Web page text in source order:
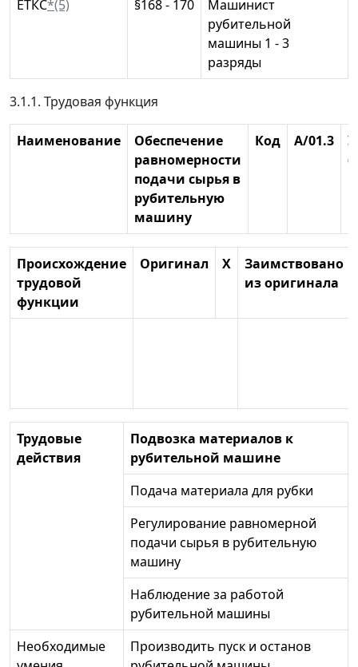
ЕТКС*(5) §168 - 170
Машинист
рубительной
машины 1 - 3
разряды
3.1.1. Трудовая функция
Наименование
Обеспечение
равномерности
подачи сырья в
рубительную
машину
Код A/01.3
Происхождение
трудовой
функции
Оригинал X
Заимствовано
из оригинала
Трудовые
действия
Подвозка материалов к
рубительной машине
Подача материала для рубки
Регулирование равномерной
подачи сырья в рубительную
машину
Наблюдение за работой
рубительной машины
Необходимые
Производить пуск и останов